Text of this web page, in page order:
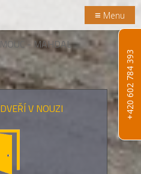
≡ Menu
- MAHDAL
V NOUZI +420 602 784 393